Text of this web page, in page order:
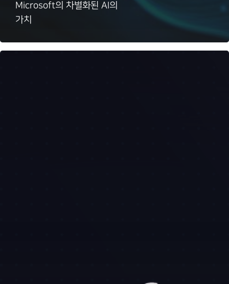
Microsoft의 차별화된 AI의
가치